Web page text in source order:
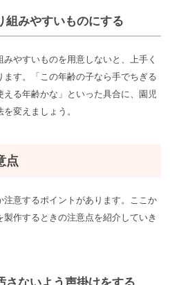
組みやすいものにする
やすいものを用意しないと、上手く
す。「この年齢の子なら手でちぎる
る年齢かな」といった具合に、園児
変えましょう。
点
意するポイントがあります。ここか
作するときの注意点を紹介していき